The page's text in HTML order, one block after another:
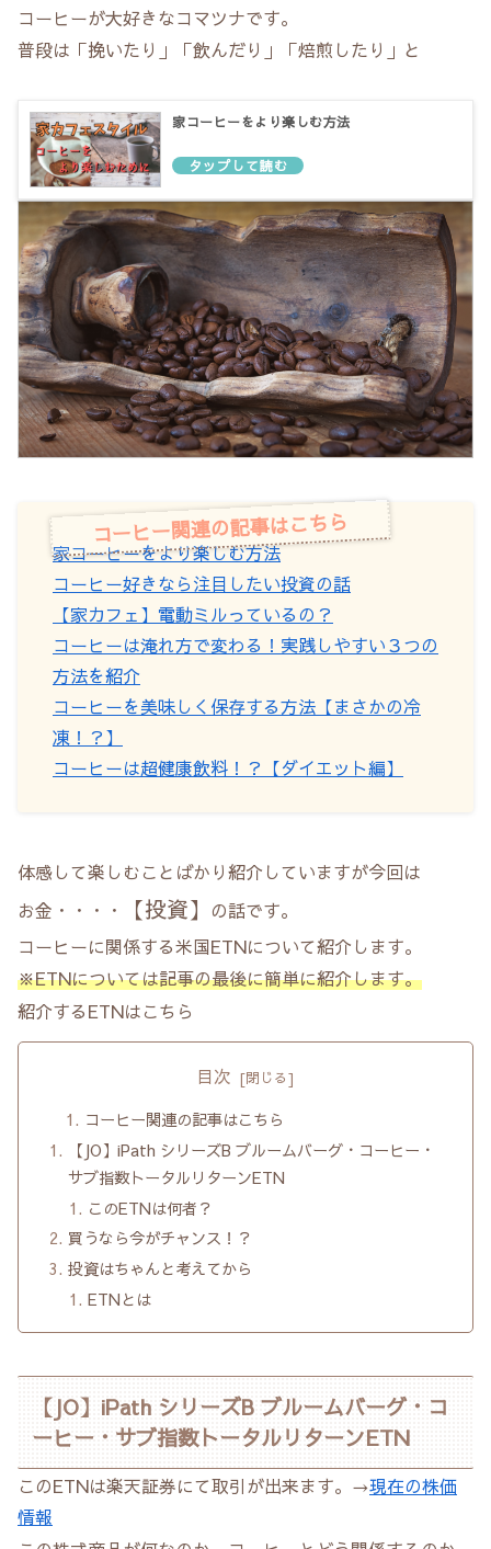
コーヒーが大好きなコマツナです。
普段は「挽いたり」「飲んだり」「焙煎したり」と
家コーヒーをより楽しむ方法
コーヒー関連の記事はこちら
家コーヒーをより楽しむ方法
コーヒー好きなら注目したい投資の話
【家カフェ】電動ミルっているの？
コーヒーは淹れ方で変わる！実践しやすい３つの
方法を紹介
コーヒーを美味しく保存する方法【まさかの冷
凍！？】
コーヒーは超健康飲料！？【ダイエット編】
体感して楽しむことばかり紹介していますが今回は
お金・・・・
【投資】
の話です。
コーヒーに関係する米国ETNについて紹介します。
※ETNについては記事の最後に簡単に紹介します。
紹介するETNはこちら
目次
コーヒー関連の記事はこちら
【JO】iPath シリーズB ブルームバーグ・コーヒー・
サブ指数トータルリターンETN
このETNは何者？
買うなら今がチャンス！？
投資はちゃんと考えてから
ETNとは
【JO】iPath シリーズB ブルームバーグ・コ
ーヒー・サブ指数トータルリターンETN
このETNは楽天証券にて取引が出来ます。→現在の株価
情報